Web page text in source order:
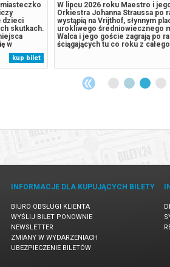
dzieci
skutkach.
w
młodych
klątwy,
by...
kup bilet
W lipcu 2026 roku Maestro i
Orkiestra Johanna Straussa po
wystąpią na Vrijthof, słynnym
urokliwego średniowiecznego
Walca i jego goście zagrają po
ściągających tu co roku z
kilkudziesięciu tysięcy
Na szczęście ten wspaniały
retransmitowany już jesienią do
świata....
INFORMACJE DLA KUPUJĄCYCH BILETY
BIURO OBSŁUGI KLIENTA
WYŚLIJ BILET PONOWNIE
NEWSLETTER
ZMIANY W WYDARZENIACH
UBEZPIECZENIE BILETÓW